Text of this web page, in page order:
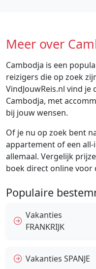
Meer over
Cambodja is een
reizigers die op zoek
VindJouwReis.nl vind
Cambodja, met
bij jouw wensen.
Of je nu op zoek bent
appartement of een
allemaal. Vergelijk
boek direct online voor
Populaire
Vakanties
FRANKRIJK
Vakanties SPANJE